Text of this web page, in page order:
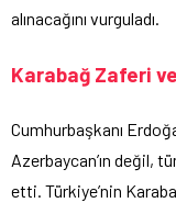
alınacağını vurguladı.
Karabağ Zaferi
Cumhurbaşkanı
Azerbaycan’ın değil,
etti. Türkiye’nin